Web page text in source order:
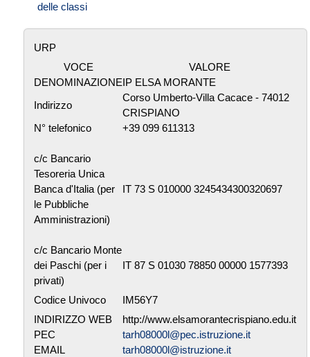
delle classi
URP
VOCE
VALORE
DENOMINAZIONEIP ELSA MORANTE
Indirizzo
Corso Umberto-Villa Cacace - 74012
CRISPIANO
N° telefonico
+39 099 611313
c/c Bancario
Tesoreria Unica
Banca d'Italia (per
le Pubbliche
Amministrazioni)
IT 73 S 010000 3245434300320697
c/c Bancario Monte
dei Paschi (per i
privati)
IT 87 S 01030 78850 00000 1577393
Codice Univoco
IM56Y7
INDIRIZZO WEB
http://www.elsamorantecrispiano.edu.it
PEC
tarh08000l@pec.istruzione.it
EMAIL
tarh08000l@istruzione.it